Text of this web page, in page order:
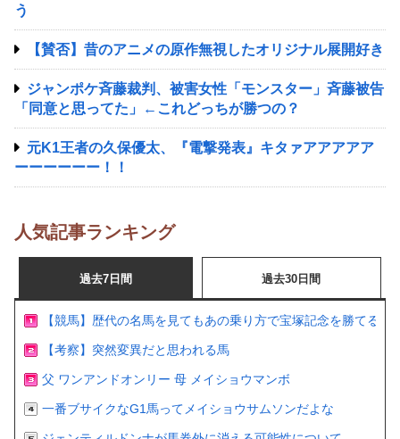
う
【賛否】昔のアニメの原作無視したオリジナル展開好き
ジャンポケ斉藤裁判、被害女性「モンスター」斉藤被告
「同意と思ってた」←これどっちが勝つの？
元K1王者の久保優太、『電撃発表』キタァアアアアア
ーーーーーー！！
人気記事ランキング
過去7日間 過去30日間
【競馬】歴代の名馬を見てもあの乗り方で宝塚記念を勝てる
【考察】突然変異だと思われる馬
父 ワンアンドオンリー 母 メイショウマンボ
一番ブサイクなG1馬ってメイショウサムソンだよな